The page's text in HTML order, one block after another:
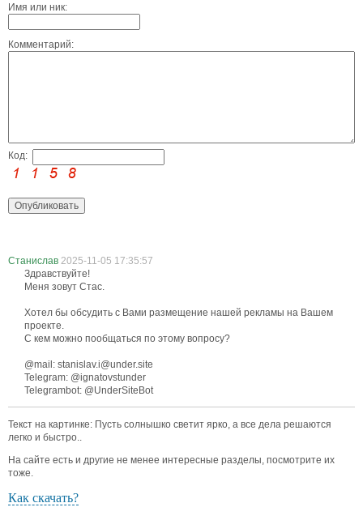
Имя или ник:
Комментарий:
Код:
Станислав 2025-11-05 17:35:57
Здравствуйте!
Меня зовут Стас.
Хотел бы обсудить с Вами размещение нашей рекламы на Вашем
проекте.
С кем можно пообщаться по этому вопросу?
@mail: stanislav.i@under.site
Telegram: @ignatovstunder
Telegrambot: @UnderSiteBot
Текст на картинке: Пусть солнышко светит ярко, а все дела решаются
легко и быстро..
На сайте есть и другие не менее интересные разделы, посмотрите их
тоже.
Как скачать?